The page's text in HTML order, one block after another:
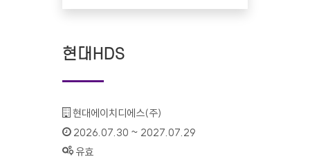
현대HDS
기관명 :
현대에이치디에스(주)
인증기간 :
2026.07.30 ~ 2027.07.29
상태 :
유효